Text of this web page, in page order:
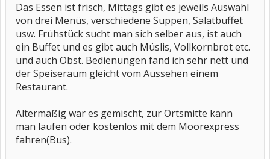
Das Essen ist frisch, Mittags gibt es jeweils Auswahl
von drei Menüs, verschiedene Suppen, Salatbuffet
usw. Frühstück sucht man sich selber aus, ist auch
ein Buffet und es gibt auch Müslis, Vollkornbrot etc.
und auch Obst. Bedienungen fand ich sehr nett und
der Speiseraum gleicht vom Aussehen einem
Restaurant.
Altermäßig war es gemischt, zur Ortsmitte kann
man laufen oder kostenlos mit dem Moorexpress
fahren(Bus).